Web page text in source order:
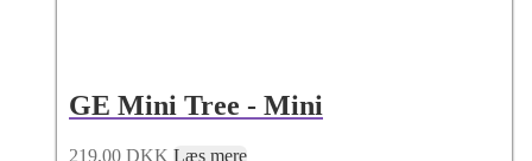
GE Mini Tree - Mini
219,00 DKK Læs mere